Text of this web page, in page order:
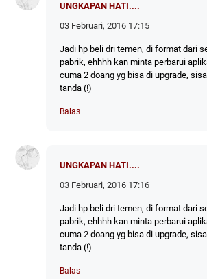
UNGKAPAN HATI....
03 Februari, 2016 17:15
Jadi hp beli dri temen, di format dari
pabrik, ehhhh kan minta perbarui
cuma 2 doang yg bisa di upgrade,
tanda (!)
Balas
UNGKAPAN HATI....
03 Februari, 2016 17:16
Jadi hp beli dri temen, di format dari
pabrik, ehhhh kan minta perbarui
cuma 2 doang yg bisa di upgrade,
tanda (!)
Balas